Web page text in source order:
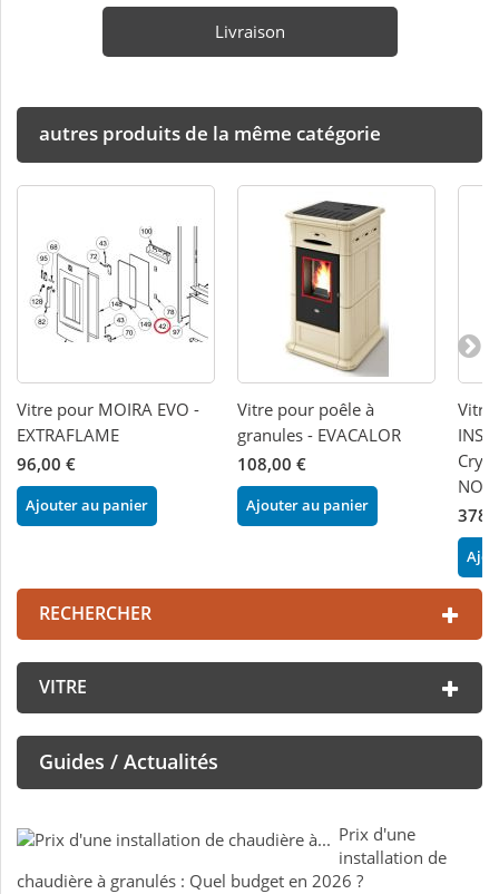
Livraison
autres produits de la même catégorie
Vitre pour MOIRA EVO -
EXTRAFLAME
96,00 €
Ajouter au panier
Vitre pour poêle à
granules - EVACALOR
108,00 €
Ajouter au panier
Vitre
RECHERCHER
VITRE
Guides / Actualités
Prix d'une
installation de
chaudière à granulés : Quel budget en 2026 ?